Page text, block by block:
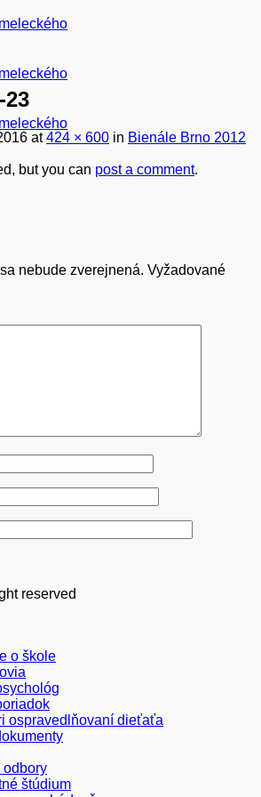
at424 × 600 in Bienále Brno 2012
but you can post a comment.
nebude zverejnená. Vyžadované
reserved
o škole
ospravedlňovaní dieťaťa
odbory
štúdium